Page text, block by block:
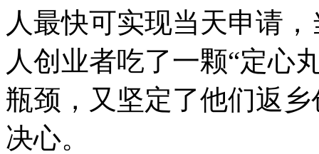
人最快可实现当天申请
人创业者吃了一颗“定心
瓶颈，又坚定了他们返
决心。